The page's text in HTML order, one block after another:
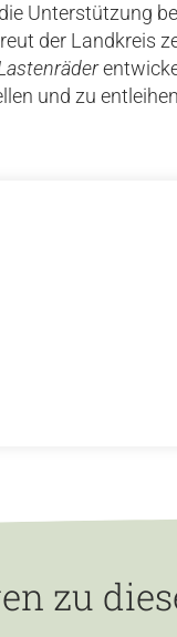
Unterstützung
der Landkreis
und zu
zu